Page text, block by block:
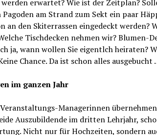
werden erwartet? Wie ist der Zeitplan?
am Strand zum Sekt ein paar
an den Skiterrassen eingedeckt werden?
Tischdecken nehmen wir? Blumen-
ja, wann wollen Sie eigentlch heiraten?
Chance. Da ist schon alles ausgebucht
im ganzen Jahr
Managerinnen
Auszubildende im dritten Lehrjahr,
Nicht nur für Hochzeiten, sondern